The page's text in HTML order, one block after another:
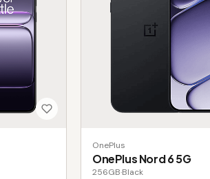
OnePlus
OnePlus Nord 6 5G
256GB·Black